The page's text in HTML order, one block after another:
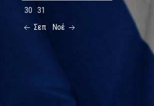
30 31
Σεπ
Νοέ